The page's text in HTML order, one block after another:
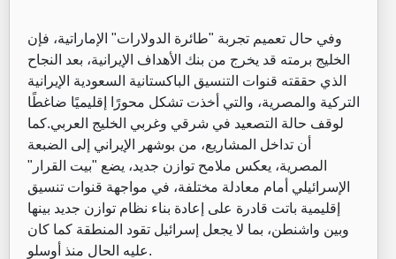
وفي حال تعميم تجربة "طائرة الدولارات" الإماراتية، فإن
الخليج برمته قد يخرج من بنك الأهداف الإيرانية، بعد النجاح
الذي حققته قنوات التنسيق الباكستانية السعودية الإيرانية
التركية والمصرية، والتي أخذت تشكل محورًا إقليميًا ضاغطًا
لوقف حالة التصعيد في شرقي وغربي الخليج العربي.كما
أن تداخل المشاريع، من بوشهر الإيراني إلى الضبعة
المصرية، يعكس ملامح توازن جديد، يضع "بيت القرار"
الإسرائيلي أمام معادلة مختلفة، في مواجهة قنوات تنسيق
إقليمية باتت قادرة على إعادة بناء نظام توازن جديد بينها
وبين واشنطن، بما لا يجعل إسرائيل تقود المنطقة كما كان
عليه الحال منذ أوسلو.